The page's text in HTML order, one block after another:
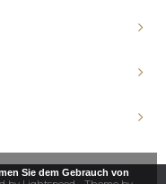
Sie dem Gebrauch von